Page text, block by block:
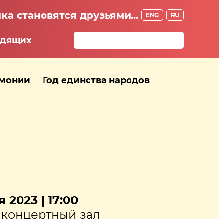
становятся друзьями... ENG RU
Год единства народов
2023 | 17:00
зал